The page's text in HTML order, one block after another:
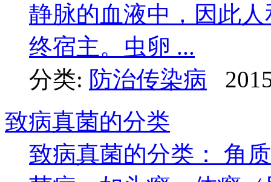
静脉的血液中，因此
终宿主。虫卵 ...
分类: 防治传染病
致病真菌的分类
致病真菌的分类： 角